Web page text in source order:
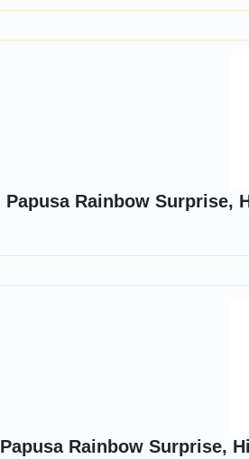
Papusa Rainbow Surprise,
Papusa Rainbow Surprise,